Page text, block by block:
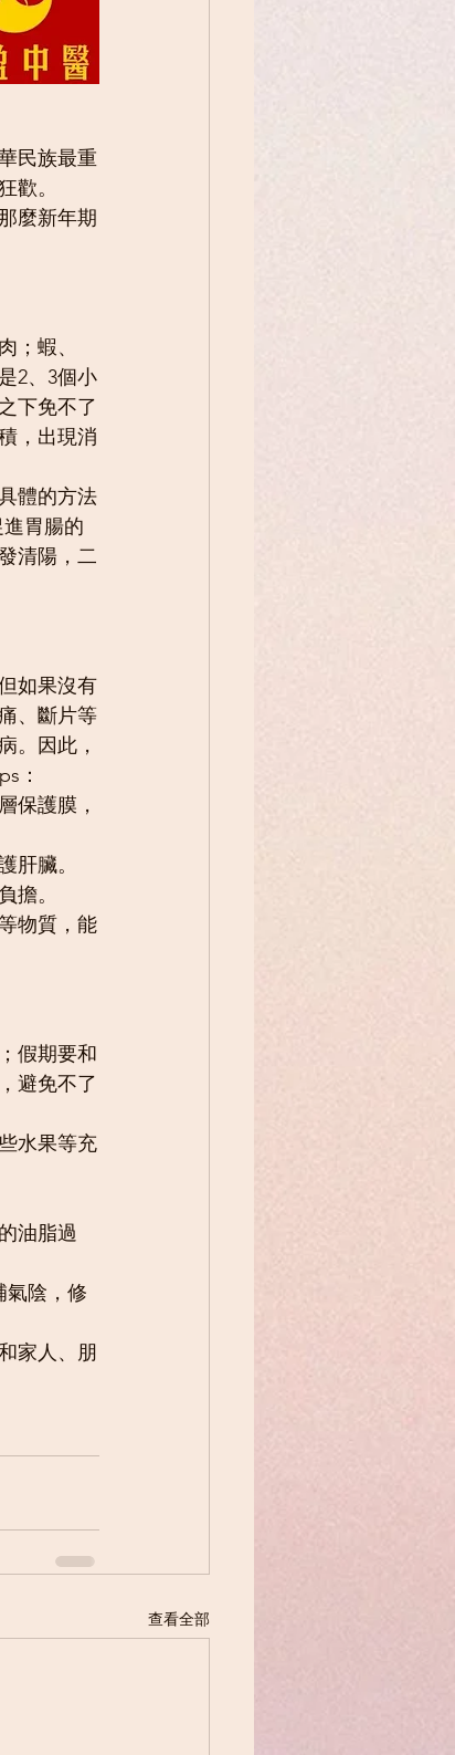
民族最重
歡。
麼新年期
；蝦、
2、3個小
下免不了
，出現消
體的方法
胃腸的
清陽，二
如果沒有
、斷片等
。因此，
：
保護膜，
肝臟。
擔。
物質，能
假期要和
避免不了
水果等充
油脂過
氣陰，修
家人、朋
查看全部